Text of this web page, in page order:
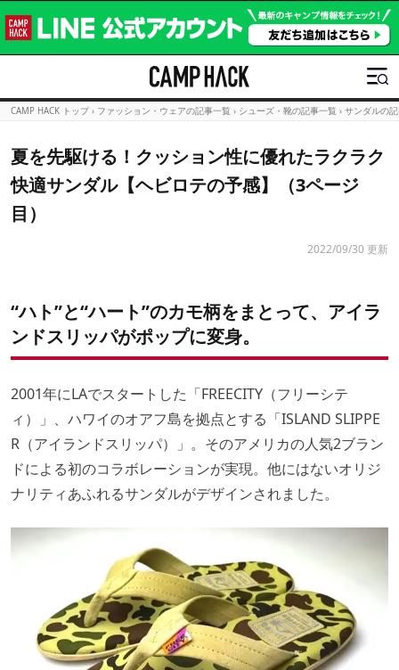
CAMP HACK トップ › ファッション・ウェアの記事一覧 › シューズ・靴の記事一覧 › サンダルの
夏を先駆ける！クッション性に優れたラクラク
快適サンダル【ヘビロテの予感】（3ページ
目）
2022/09/30 更新
“ハト”と“ハート”のカモ柄をまとって、アイラ
ンドスリッパがポップに変身。
2001年にLAでスタートした「FREECITY（フリーシテ
ィ）」、ハワイのオアフ島を拠点とする「ISLAND SLIPPE
R（アイランドスリッパ）」。そのアメリカの人気2ブラン
ドによる初のコラボレーションが実現。他にはないオリジ
ナリティあふれるサンダルがデザインされました。